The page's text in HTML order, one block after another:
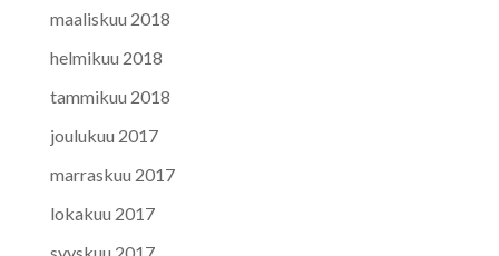
maaliskuu 2018
helmikuu 2018
tammikuu 2018
joulukuu 2017
marraskuu 2017
lokakuu 2017